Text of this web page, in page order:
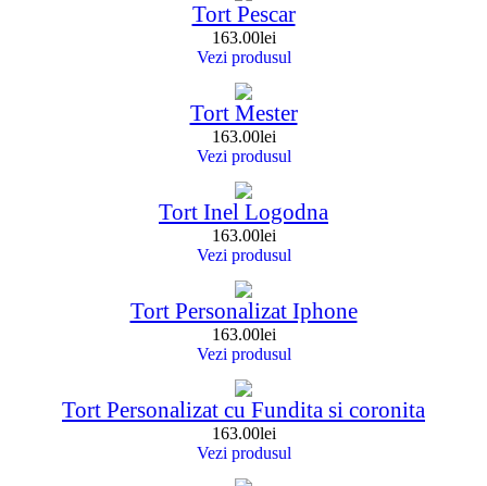
Tort Pescar
163.00lei
Vezi produsul
Tort Mester
163.00lei
Vezi produsul
Tort Inel Logodna
163.00lei
Vezi produsul
Tort Personalizat Iphone
163.00lei
Vezi produsul
Tort Personalizat cu Fundita si coronita
163.00lei
Vezi produsul